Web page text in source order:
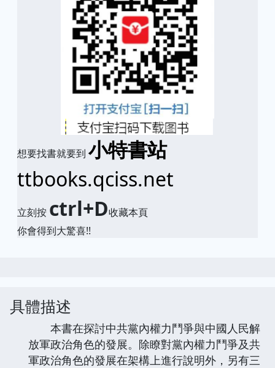
想要找書就要到 小特書站
ttbooks.qciss.net
立刻按 ctrl+D收藏本頁
你會得到大驚喜!!
具體描述
本書在探討中共黨內權力鬥爭與中國人民解
放軍政治角色的發展。除瞭對黨內權力鬥爭及共
軍政治角色的發展在架構上進行說明外，另有三